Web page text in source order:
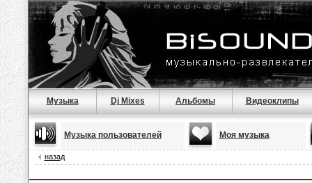
Музыка Dj Mixes Альбомы Видеоклипы
Музыка пользователей Моя музыка
назад